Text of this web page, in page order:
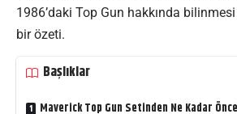
1986’daki Top Gun hakkında
bir özeti.
Başlıklar
Maverick Top Gun Setinden Ne Kadar